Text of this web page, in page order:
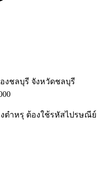
งชลบุรี จังหวัดชลบุรี
ตำหรุ ต้องใช้รหัสไปรษณีย์